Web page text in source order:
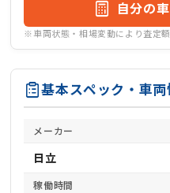
自分の
※車両状態・相場変動により査定
基本スペック・車両
メーカー
日立
稼働時間